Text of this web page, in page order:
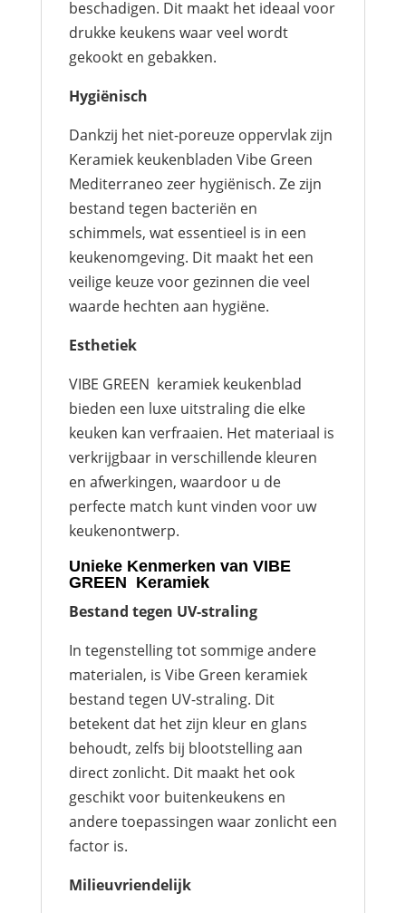
beschadigen. Dit maakt het ideaal voor
drukke keukens waar veel wordt
gekookt en gebakken.
Hygiënisch
Dankzij het niet-poreuze oppervlak zijn
Keramiek keukenbladen Vibe Green
Mediterraneo zeer hygiënisch. Ze zijn
bestand tegen bacteriën en
schimmels, wat essentieel is in een
keukenomgeving. Dit maakt het een
veilige keuze voor gezinnen die veel
waarde hechten aan hygiëne.
Esthetiek
VIBE GREEN keramiek keukenblad
bieden een luxe uitstraling die elke
keuken kan verfraaien. Het materiaal is
verkrijgbaar in verschillende kleuren
en afwerkingen, waardoor u de
perfecte match kunt vinden voor uw
keukenontwerp.
Unieke Kenmerken van VIBE
GREEN Keramiek
Bestand tegen UV-straling
In tegenstelling tot sommige andere
materialen, is Vibe Green keramiek
bestand tegen UV-straling. Dit
betekent dat het zijn kleur en glans
behoudt, zelfs bij blootstelling aan
direct zonlicht. Dit maakt het ook
geschikt voor buitenkeukens en
andere toepassingen waar zonlicht een
factor is.
Milieuvriendelijk